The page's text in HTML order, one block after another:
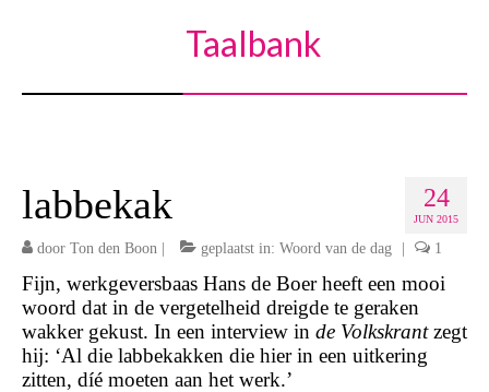
Taalbank
24
JUN 2015
labbekak
door Ton den Boon geplaatst in: Woord van de dag 1
Fijn, werkgeversbaas Hans de Boer heeft een mooi
woord dat in de vergetelheid dreigde te geraken
wakker gekust. In een interview in de Volkskrantzegt
hij: ‘Al die labbekakken die hier in een uitkering
zitten, díé moeten aan het werk.’